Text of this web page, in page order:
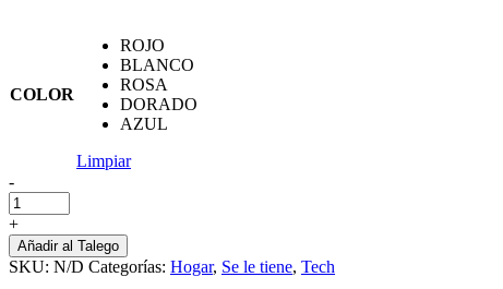
COLOR
ROJO
BLANCO
ROSA
DORADO
AZUL
Limpiar
-
Termo
Pantalla
LED
Inteligente
cantidad
+
Añadir al Talego
SKU: N/D Categorías: Hogar, Se le tiene, Tech